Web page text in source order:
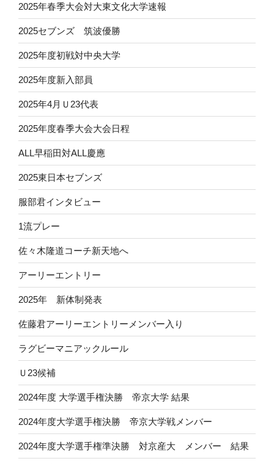
2025年春季大会対大東文化大学速報
2025セブンズ 筑波優勝
2025年度初戦対中央大学
2025年度新入部員
2025年4月Ｕ23代表
2025年度春季大会大会日程
ALL早稲田対ALL慶應
2025東日本セブンズ
服部君インタビュー
1流プレー
佐々木隆道コーチ新天地へ
アーリーエントリー
2025年 新体制発表
佐藤君アーリーエントリーメンバー入り
ラグビーマニアックルール
Ｕ23候補
2024年度 大学選手権決勝 帝京大学 結果
2024年度大学選手権決勝 帝京大学戦メンバー
2024年度大学選手権準決勝 対京産大 メンバー 結果